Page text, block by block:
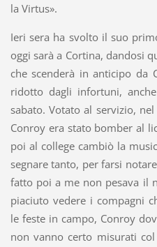
la Virtus».
Ieri sera ha svolto il suo
oggi sarà a Cortina, dandosi
che scenderà in anticipo da
ridotto dagli infortuni,
sabato. Votato al servizio,
Conroy era stato bomber al
poi al college cambiò la
segnare tanto, per farsi
fatto poi a me non pesava il
piaciuto vedere i compagni
le feste in campo, Conroy
non vanno certo misurati